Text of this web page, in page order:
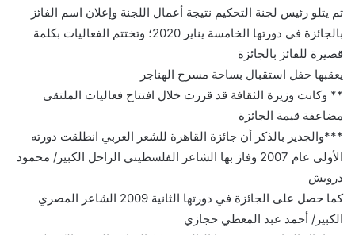
ثم يتلو رئيس لجنة التحكيم نتيجة أعمال اللجنة وإعلان اسم الفائز
بالجائزة في دورتها الخامسة يناير 2020؛ وتختتم الفعاليات بكلمة
قصيرة للفائز بالجائزة
يعقبها حفل استقبال بساحة مسرح الهناجر
** وكانت وزيرة الثقافة قد قررت خلال افتتاح فعاليات الملتقى
مضاعفة قيمة الجائزة
***والجدير بالذكر أن جائزة القاهرة للشعر العربي انطلقت دورته
الأولى عام 2007 وفاز بها الشاعر الفلسطيني الراحل الكبير/ محمود
درويش
كما حصل على الجائزة في دورتها الثانية 2009 الشاعر المصري
الكبير/ أحمد عبد المعطي حجازي